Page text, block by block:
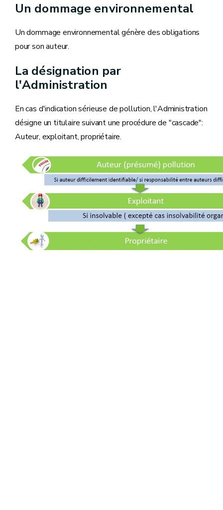
Un dommage environnemental
Un dommage environnemental génère des obligations
pour son auteur.
La désignation par
l'Administration
En cas d'indication sérieuse de pollution, l'Administration
désigne un titulaire suivant une procédure de "cascade":
Auteur, exploitant, propriétaire.